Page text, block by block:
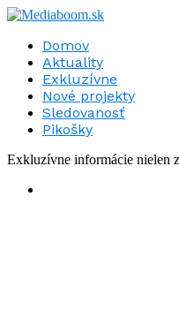
Domov
Aktuality
Exkluzívne
Nové projekty
Sledovanosť
Pikošky
Exkluzívne informácie nielen